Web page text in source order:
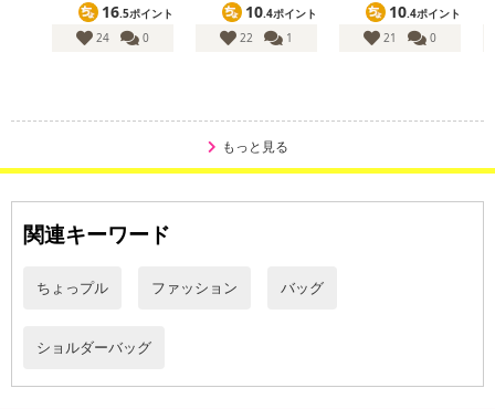
16.5ポイント
24
0
10.4ポイント
22
1
10.4ポイント
21
0
もっと見る
関連キーワード
ちょっプル ファッション バッグ
ショルダーバッグ